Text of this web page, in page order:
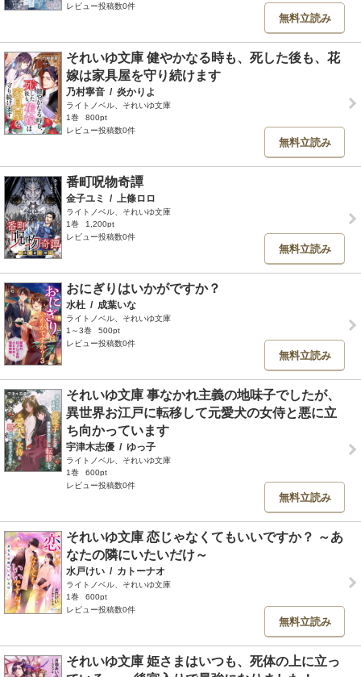
レビュー投稿数0件
無料立読み
それいゆ文庫 健やかなる時も、死した後も、花
嫁は家具屋を守り続けます
乃村寧音 / 炎かりよ
ライトノベル、それいゆ文庫
1巻
800pt
レビュー投稿数0件
無料立読み
番町呪物奇譚
金子ユミ / 上條ロロ
ライトノベル、それいゆ文庫
1巻
1,200pt
レビュー投稿数0件
無料立読み
おにぎりはいかがですか？
水杜 / 成葉いな
ライトノベル、それいゆ文庫
1～3巻
500pt
レビュー投稿数0件
無料立読み
それいゆ文庫 事なかれ主義の地味子でしたが、
異世界お江戸に転移して元愛犬の女侍と悪に立
ち向かっています
宇津木志優 / ゆっ子
ライトノベル、それいゆ文庫
1巻
600pt
レビュー投稿数0件
無料立読み
それいゆ文庫 恋じゃなくてもいいですか？ ～あ
なたの隣にいたいだけ～
水戸けい / カトーナオ
ライトノベル、それいゆ文庫
1巻
600pt
レビュー投稿数0件
無料立読み
それいゆ文庫 姫さまはいつも、死体の上に立っ